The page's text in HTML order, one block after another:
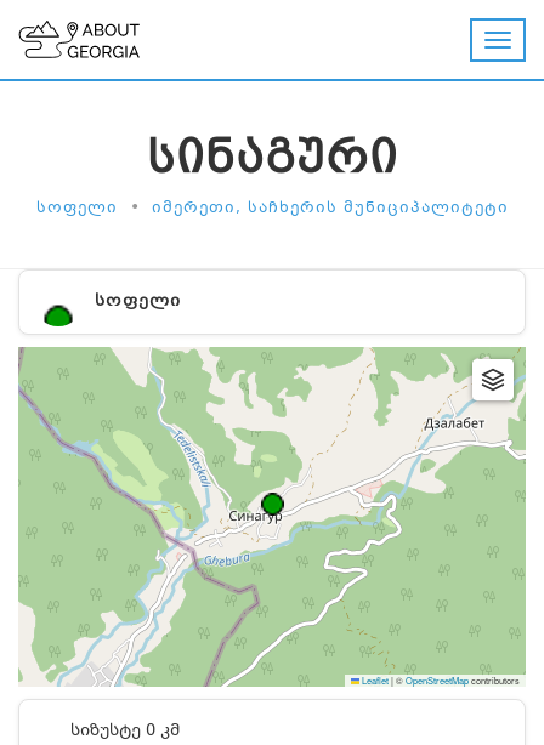
ᲡᲘᲜᲐᲒᲣᲠᲘ
ᲡᲝᲤᲔᲚᲘ • ᲘᲛᲔᲠᲔᲗᲘ, ᲡᲐᲩᲮᲔᲠᲘᲡ ᲛᲣᲜᲘᲪᲘᲞᲐᲚᲘᲢᲔᲢᲘ
ᲡᲝᲤᲔᲚᲘ
Leaflet|©OpenStreetMapcontributors
სიზუსტე 0 კმ